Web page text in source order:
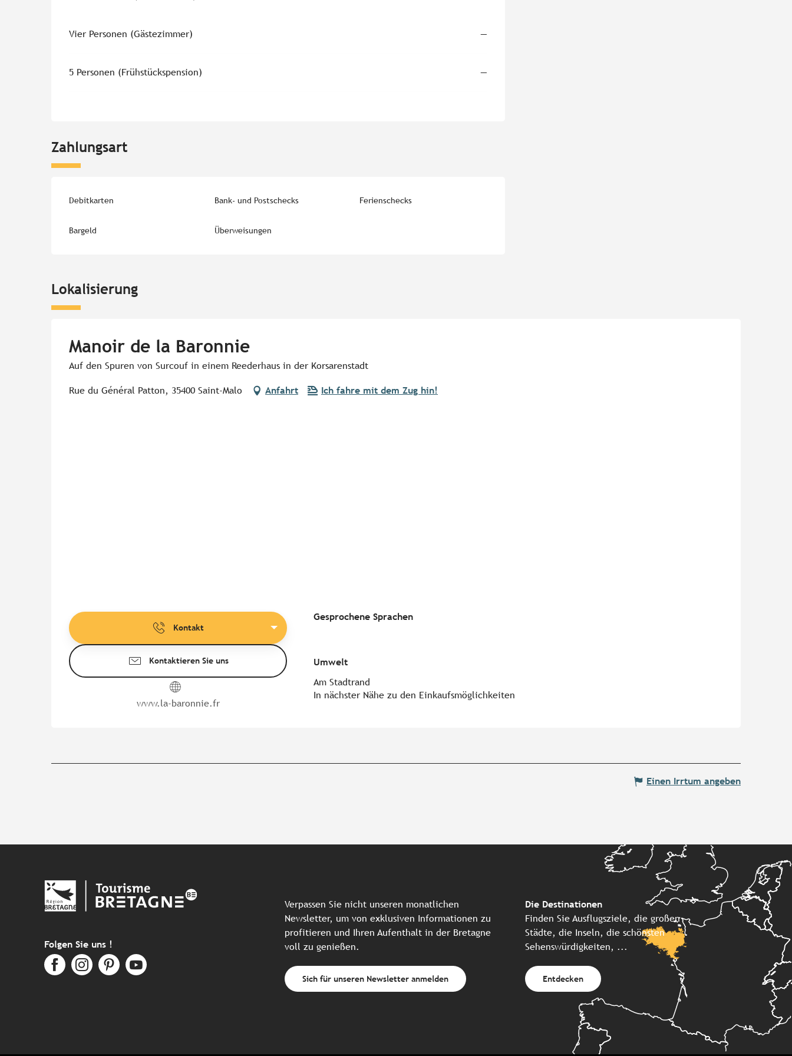
Vier Personen (Gästezimmer) —
5 Personen (Frühstückspension) —
Zahlungsart
Debitkarten Bank- und Postschecks Ferienschecks
Bargeld Überweisungen
Lokalisierung
Manoir de la Baronnie
Auf den Spuren von Surcouf in einem Reederhaus in der Korsarenstadt
Rue du Général Patton, 35400 Saint-Malo Anfahrt Ich fahre mit dem Zug hin!
Kontakt
Kontaktieren Sie uns
www.la-baronnie.fr
Gesprochene Sprachen
Gesprochene Sprachen
Umwelt
Umwelt
Am Stadtrand
In nächster Nähe zu den Einkaufsmöglichkeiten
Einen Irrtum angeben
Folgen Sie uns !
Verpassen Sie nicht unseren monatlichen
Newsletter, um von exklusiven Informationen zu
profitieren und Ihren Aufenthalt in der Bretagne
voll zu genießen.
Sich für unseren Newsletter anmelden
Die Destinationen
Finden Sie Ausflugsziele, die großen
Städte, die Inseln, die schönsten
Sehenswürdigkeiten, ...
Entdecken